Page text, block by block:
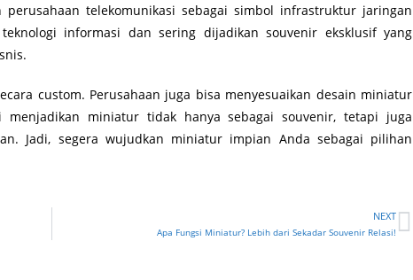
telekomunikasi sebagai simbol infrastruktur jaringan
informasi dan sering dijadikan souvenir eksklusif yang
custom. Perusahaan juga bisa menyesuaikan desain miniatur
miniatur tidak hanya sebagai souvenir, tetapi juga
Jadi, segera wujudkan miniatur impian Anda sebagai pilihan
NEXT
Apa Fungsi Miniatur? Lebih dari Sekadar Souvenir Relasi!